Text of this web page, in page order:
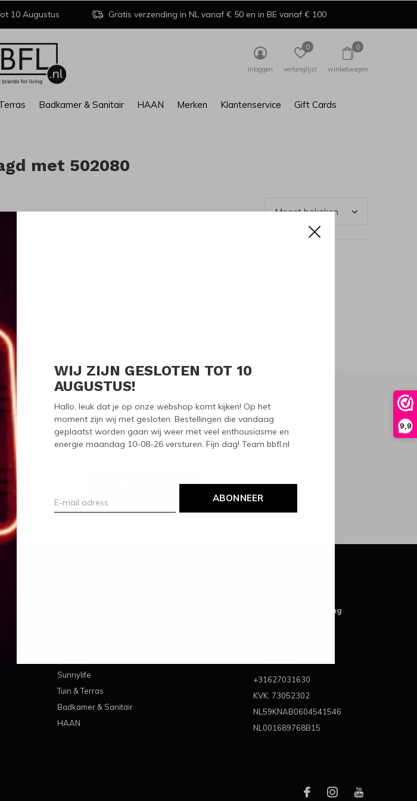
9,9
WIJ ZIJN GESLOTEN TOT 10
AUGUSTUS!
Hallo, leuk dat je op onze webshop komt kijken! Op het
moment zijn wij met gesloten. Bestellingen die vandaag
geplaatst worden gaan wij weer met veel enthousiasme en
energie maandag 10-08-26 versturen. Fijn dag! Team bbfl.nl
ABONNEER
Badkamer & Sanitair HAAN Merken Klantenservice Gift Cards
inloggen verlanglijst
0
winkelwagen
0
10 Augustus Gratis verzending in NL vanaf € 50 en in BE vanaf € 100
met 502080
onze nieuwsbrief
aanbiedingen en promoties
Sunnylife
Tuin & Terras
Badkamer & Sanitair
HAAN
Best Brands For Living
+31627031630
KVK: 73052302
NL59KNAB0604541546
NL001689768B15